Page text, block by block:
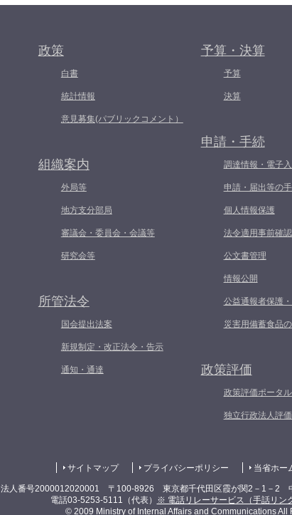
政策
白書
統計情報
意見募集(パブリックコメント）
組織案内
外局等
地方支分部局
審議会・委員会・会議等
研究会等
所管法令
国会提出法案
新規制定・改正法令・告示
通知・通達
予算・決算
予算
決算
申請・手続
調達情報・電子
申請・届出等の
個人情報保護
法令適用事前確
公文書管理
情報公開
公益通報者保護
災害用備蓄食品
政策評価
政策評価ポータ
独立行政法人評
サイトマップ プライバシーポリシー 当省ホー
法人番号2000012020001 〒100-8926 東京都千代田区霞が関2－1－2
電話03-5253-5111（代表）
※ 電話リレーサービス（手話リン
© 2009 Ministry of Internal Affairs and Communications All